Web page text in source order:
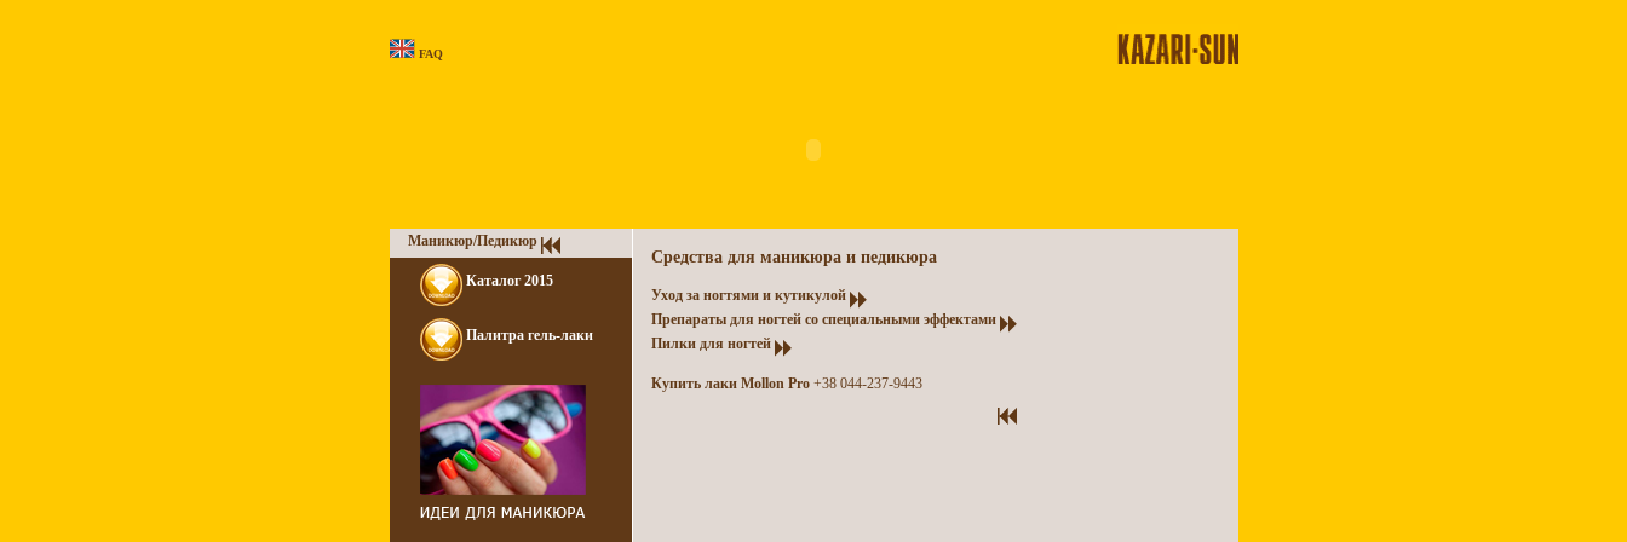
FAQ
Маникюр/Педикюр
Каталог 2015
Палитра гель-лаки
Средства для маникюра и педикюра
Уход за ногтями и кутикулой
Препараты для ногтей со специальными эффектами
Пилки для ногтей
Купить лаки Mollon Pro+38 044-237-9443